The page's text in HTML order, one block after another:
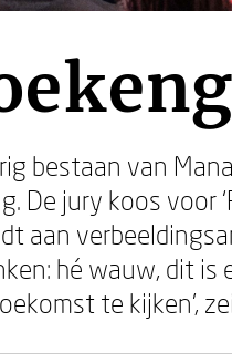
bestaan van
De jury koos voor
aan
hé wauw, dit is
te kijken’,